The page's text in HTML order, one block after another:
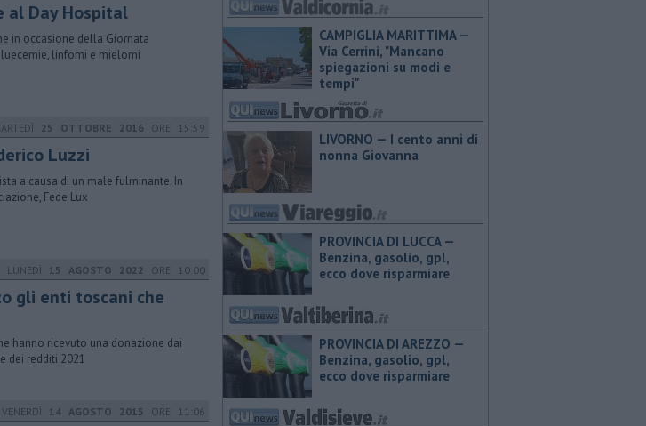
al Day Hospital
in occasione della Giornata
linfomi e mielomi
25 OTTOBRE 2016 ORE 15:59
Luzzi
a causa di un male fulminante. In
Fede Lux
LUNEDÌ 15 AGOSTO 2022 ORE 10:00
gli enti toscani che
hanno ricevuto una donazione dai
dei redditi 2021
VENERDÌ 14 AGOSTO 2015 ORE 11:06
CAMPIGLIA MARITTIMA —
Via Cerrini, "Mancano
spiegazioni su modi e
tempi"
LIVORNO — I cento anni di
nonna Giovanna
PROVINCIA DI LUCCA — ​
Benzina, gasolio, gpl,
ecco dove risparmiare
PROVINCIA DI AREZZO — ​
Benzina, gasolio, gpl,
ecco dove risparmiare